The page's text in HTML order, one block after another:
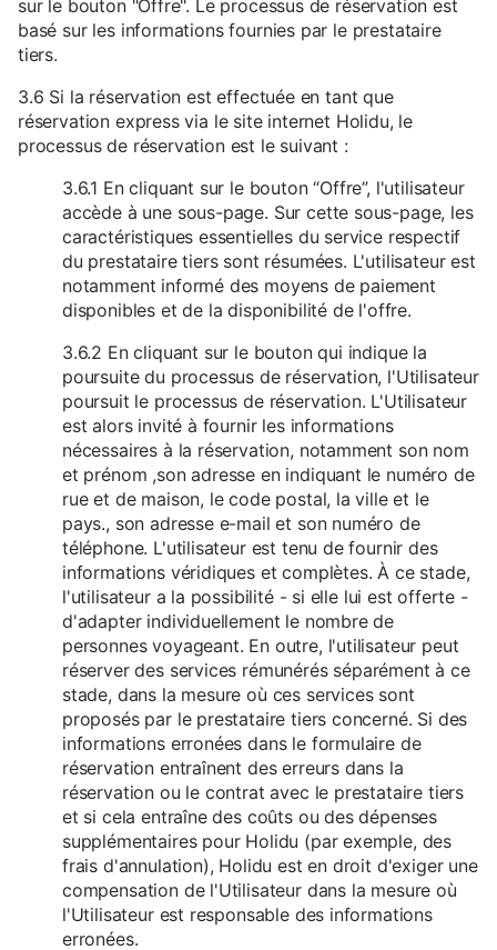
sur le bouton "Offre". Le processus de réservation est
basé sur les informations fournies par le prestataire
tiers.
3.6 Si la réservation est effectuée en tant que
réservation express via le site internet Holidu, le
processus de réservation est le suivant :
3.6.1 En cliquant sur le bouton “Offre”, l'utilisateur
accède à une sous-page. Sur cette sous-page, les
caractéristiques essentielles du service respectif
du prestataire tiers sont résumées. L'utilisateur est
notamment informé des moyens de paiement
disponibles et de la disponibilité de l'offre.
3.6.2 En cliquant sur le bouton qui indique la
poursuite du processus de réservation, l'Utilisateur
poursuit le processus de réservation. L'Utilisateur
est alors invité à fournir les informations
nécessaires à la réservation, notamment son nom
et prénom ,son adresse en indiquant le numéro de
rue et de maison, le code postal, la ville et le
pays., son adresse e-mail et son numéro de
téléphone. L'utilisateur est tenu de fournir des
informations véridiques et complètes. À ce stade,
l'utilisateur a la possibilité - si elle lui est offerte -
d'adapter individuellement le nombre de
personnes voyageant. En outre, l'utilisateur peut
réserver des services rémunérés séparément à ce
stade, dans la mesure où ces services sont
proposés par le prestataire tiers concerné. Si des
informations erronées dans le formulaire de
réservation entraînent des erreurs dans la
réservation ou le contrat avec le prestataire tiers
et si cela entraîne des coûts ou des dépenses
supplémentaires pour Holidu (par exemple, des
frais d'annulation), Holidu est en droit d'exiger une
compensation de l'Utilisateur dans la mesure où
l'Utilisateur est responsable des informations
erronées.